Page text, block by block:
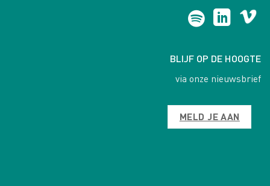
BLIJF OP DE HOOGTE
via onze nieuwsbrief
MELD JE AAN